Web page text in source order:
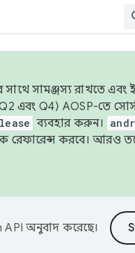
সামঞ্জস্য রাখতে এবং
(Q2 এবং Q4) AOSP-তে
ব্যবহার করুন।
রেফারেন্স করবে। আরও
API অনুবাদ করেছে।